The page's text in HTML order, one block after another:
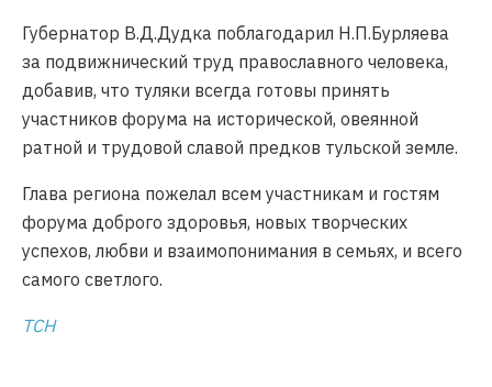
Губернатор В.Д.Дудка поблагодарил Н.П.Бурляева
за подвижнический труд православного человека,
добавив, что туляки всегда готовы принять
участников форума на исторической, овеянной
ратной и трудовой славой предков тульской земле.
Глава региона пожелал всем участникам и гостям
форума доброго здоровья, новых творческих
успехов, любви и взаимопонимания в семьях, и всего
самого светлого.
ТСН